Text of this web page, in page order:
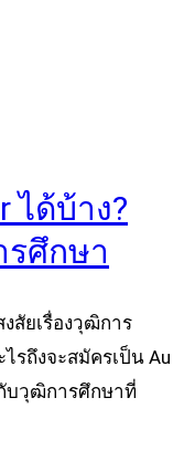
ได้บ้าง?
ศึกษา
สัยเรื่องวุฒิการ
รถึงจะสมัครเป็น Au
บวุฒิการศึกษาที่